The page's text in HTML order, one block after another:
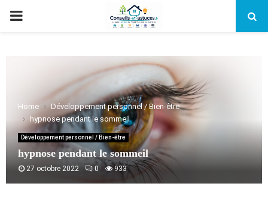
PRIMARY
Home
Développement personnel / Bien-être
hypnose pendant le sommeil
Développement personnel / Bien-être
hypnose pendant le sommeil
27 octobre 2022 0 933